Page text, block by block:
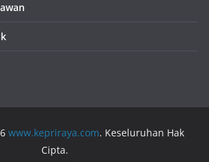
www.kepriraya.com. Keseluruhan Hak
Cipta.